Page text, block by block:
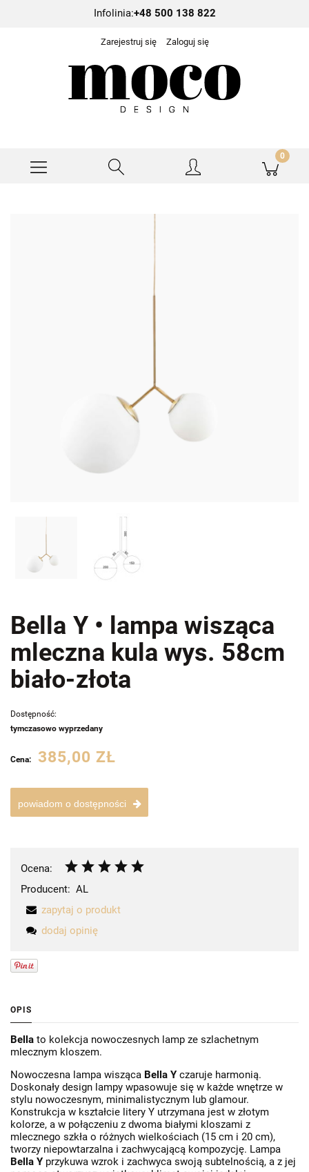
Infolinia:+48 500 138 822
Zarejestruj się Zaloguj się
Bella Y • lampa wisząca
mleczna kula wys. 58cm
biało-złota
Dostępność:
tymczasowo wyprzedany
Cena: 385,00 ZŁ
powiadom o dostępności
Ocena:
Producent: AL
zapytaj o produkt
dodaj opinię
OPIS
Bella to kolekcja nowoczesnych lamp ze szlachetnym
mlecznym kloszem.
Nowoczesna lampa wisząca Bella Y czaruje harmonią.
Doskonały design lampy wpasowuje się w każde wnętrze w
stylu nowoczesnym, minimalistycznym lub glamour.
Konstrukcja w kształcie litery Y utrzymana jest w złotym
kolorze, a w połączeniu z dwoma białymi kloszami z
mlecznego szkła o różnych wielkościach (15 cm i 20 cm),
tworzy niepowtarzalna i zachwycającą kompozycję. Lampa
Bella Y przykuwa wzrok i zachwyca swoją subtelnością, a z jej